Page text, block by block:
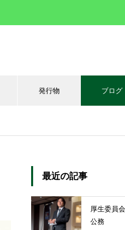
発行物 ブログ
最近の記事
厚生委員
公務